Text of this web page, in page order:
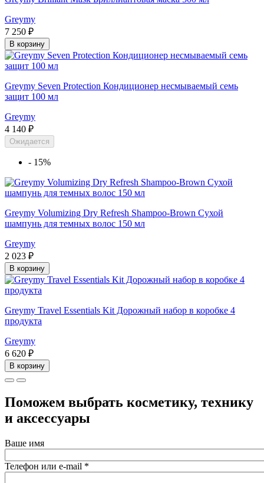
Greymy
7 250 ₽
В корзину
Greymy Seven Protection Кондиционер несмываемый семь
защит 100 мл
Greymy
4 140 ₽
Ожидается
- 15%
Greymy Volumizing Dry Refresh Shampoo-Brown Сухой
шампунь для темных волос 150 мл
Greymy
2 023 ₽
В корзину
Greymy Travel Essentials Kit Дорожный набор в коробке 4
продукта
Greymy
6 620 ₽
В корзину
Поможем выбрать косметику, технику
и аксессуары
Ваше имя
Телефон или e-mail *